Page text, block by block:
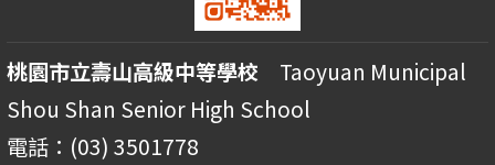
桃園市立壽山高級中等學校 Taoyuan Municipal
Shou Shan Senior High School
電話：(03) 3501778